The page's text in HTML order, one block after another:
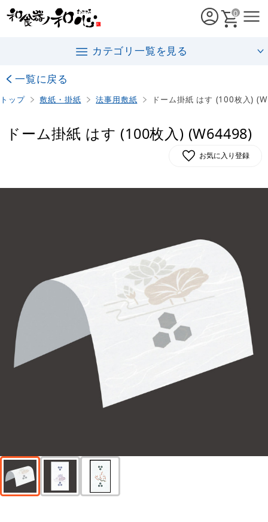
0
カテゴリ一覧を見る
一覧に戻る
トップ 敷紙・掛紙 法事用敷紙 ドーム掛紙 はす (100枚入)
ドーム掛紙 はす (100枚入) (W64498)
お気に入り登録